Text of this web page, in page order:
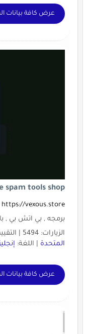
عرض كافة بيانات
spam tools shop
https://vexous.store
برمجه , بي اتش بي ,
الزيارات: 5494 | التقييم: 0 | المقيّمين: 0 | الدولة:
المتحدة| اللغة:
عرض كافة بيانات